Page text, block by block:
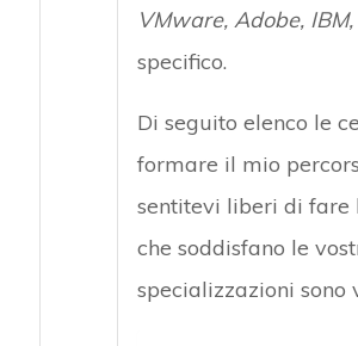
VMware, Adobe, IBM,
specifico.
Di seguito elenco le
formare il mio
sentitevi liberi di fare
che soddisfano le
specializzazioni sono